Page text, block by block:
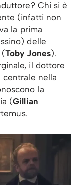
Chi si è
(infatti non
la prima
delle
Toby Jones).
il dottore
centrale nella
la
(Gillian